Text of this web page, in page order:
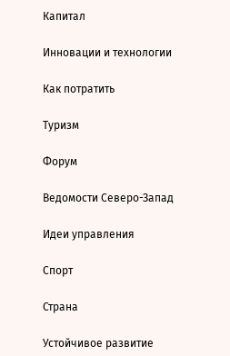
Капитал
Инновации и технологии
Как потратить
Туризм
Форум
Ведомости Северо-Запад
Идеи управления
Спорт
Страна
Устойчивое развитие